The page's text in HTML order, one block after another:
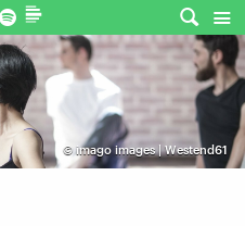
©imago images | Westend61